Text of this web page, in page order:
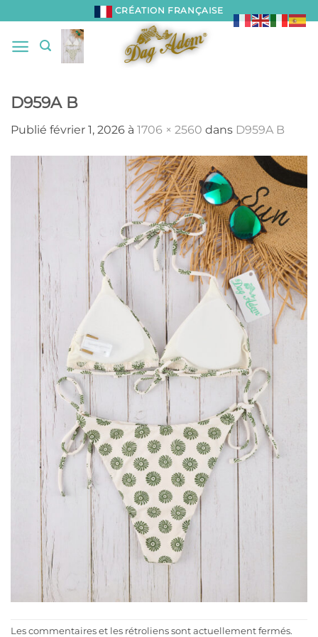
au
contenu
CRÉATION FRANÇAISE
D959A B
Publié février 1, 2026 à 1706 × 2560 dans D959A B
Les commentaires et les rétroliens sont actuellement fermés.